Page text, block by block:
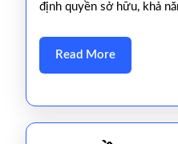
định quyền sở hữu, khả
Read MoreRead
More